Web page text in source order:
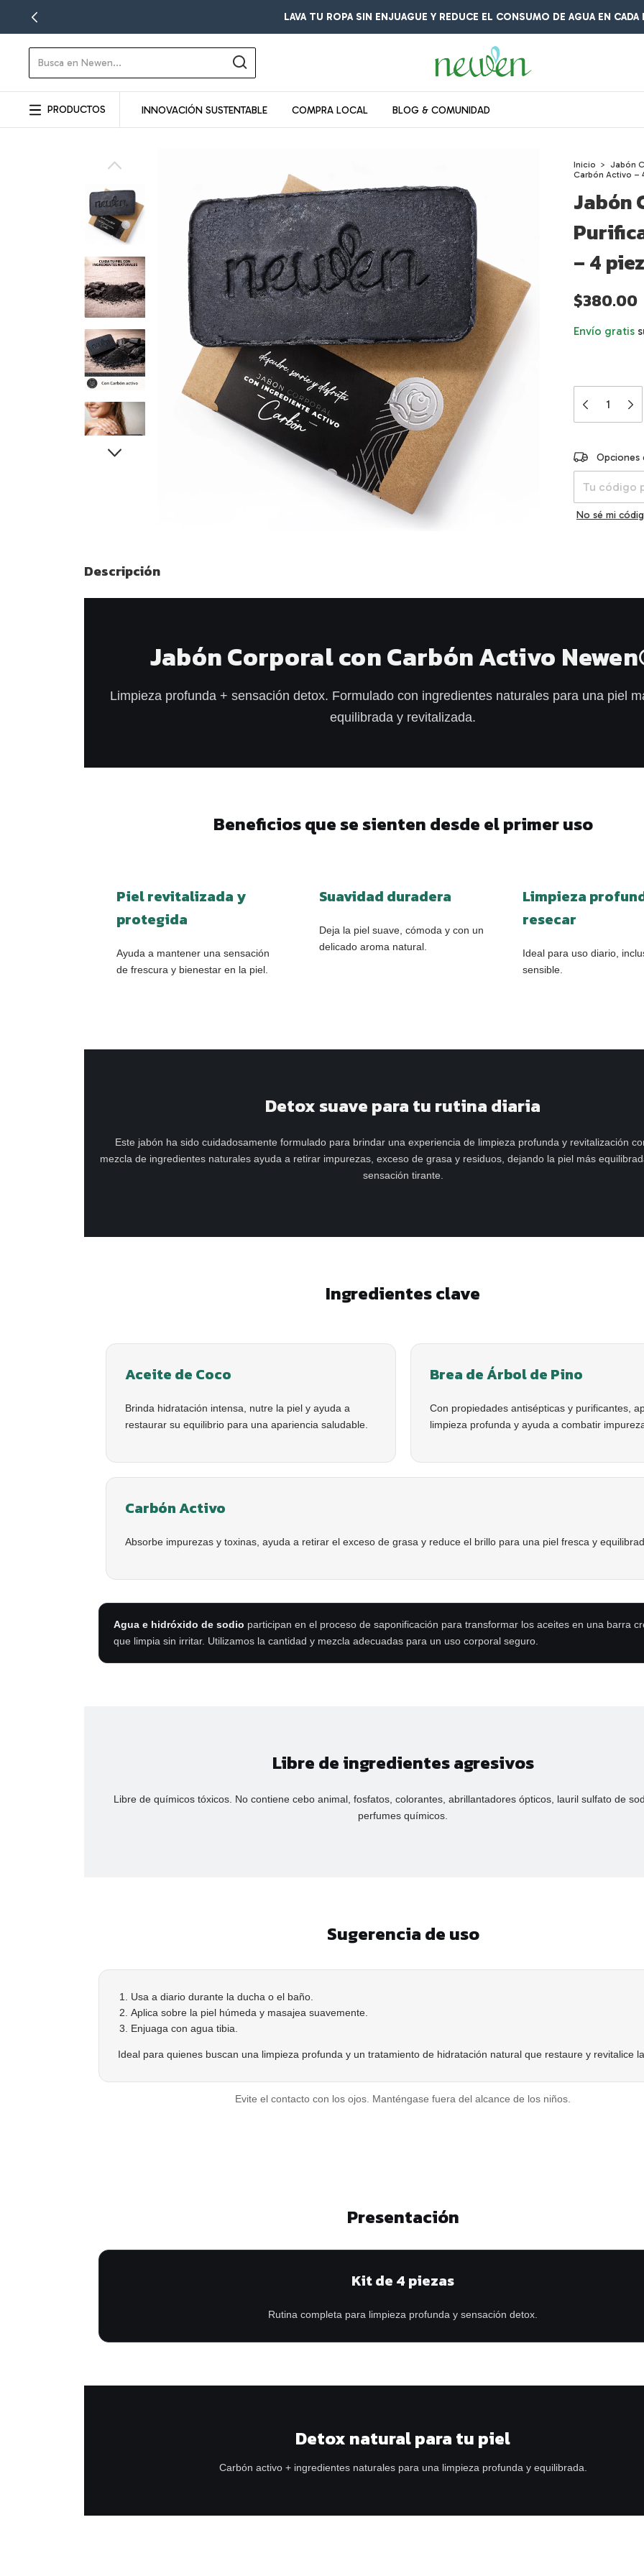
ENVÍO SIN COSTO EN COMPRAS A PARTIR DE $1,499.
PRODUCTOS INNOVACIÓN SUSTENTABLE COMPRA LOCAL BLOG & COMUNIDAD
Inicio > Jabón
Carbón Activo –
Jabón
– 4
$380.00
Envío gratis
Entregas para
Opciones
No sé mi
Descripción
Jabón Corporal con Carbón Activo
Limpieza profunda + sensación detox. Formulado con ingredientes naturales para una piel
equilibrada y revitalizada.
Beneficios que se sienten desde el primer uso
Piel revitalizada y
protegida
Ayuda a mantener una sensación
de frescura y bienestar en la piel.
Suavidad duradera
Deja la piel suave, cómoda y con un
delicado aroma natural.
Limpieza
resecar
Ideal para uso diario,
sensible.
Detox suave para tu rutina diaria
Este jabón ha sido cuidadosamente formulado para brindar una experiencia de limpieza profunda y revitalización
mezcla de ingredientes naturales ayuda a retirar impurezas, exceso de grasa y residuos, dejando la piel más
sensación tirante.
Ingredientes clave
Aceite de Coco
Brinda hidratación intensa, nutre la piel y ayuda a
restaurar su equilibrio para una apariencia saludable.
Brea de Árbol de Pino
Con propiedades antisépticas y purificantes,
limpieza profunda y ayuda a combatir
Carbón Activo
Absorbe impurezas y toxinas, ayuda a retirar el exceso de grasa y reduce el brillo para una piel fresca y
Agua e hidróxido de sodio participan en el proceso de saponificación para transformar los aceites en una barra
que limpia sin irritar. Utilizamos la cantidad y mezcla adecuadas para un uso corporal seguro.
Libre de ingredientes agresivos
Libre de químicos tóxicos. No contiene cebo animal, fosfatos, colorantes, abrillantadores ópticos, lauril sulfato de
perfumes químicos.
Sugerencia de uso
Usa a diario durante la ducha o el baño.
Aplica sobre la piel húmeda y masajea suavemente.
Enjuaga con agua tibia.
Ideal para quienes buscan una limpieza profunda y un tratamiento de hidratación natural que restaure y revitalice la
Evite el contacto con los ojos. Manténgase fuera del alcance de los niños.
Presentación
Kit de 4 piezas
Rutina completa para limpieza profunda y sensación detox.
Detox natural para tu piel
Carbón activo + ingredientes naturales para una limpieza profunda y equilibrada.